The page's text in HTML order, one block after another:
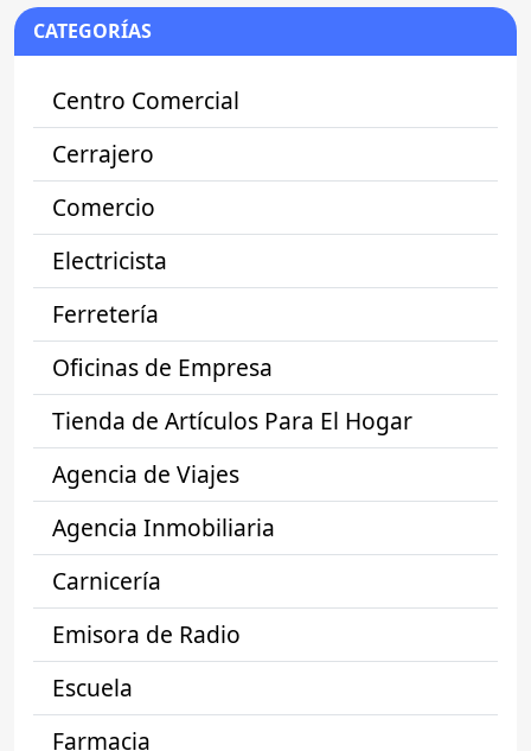
CATEGORÍAS
Centro Comercial
Cerrajero
Comercio
Electricista
Ferretería
Oficinas de Empresa
Tienda de Artículos Para El Hogar
Agencia de Viajes
Agencia Inmobiliaria
Carnicería
Emisora de Radio
Escuela
Farmacia